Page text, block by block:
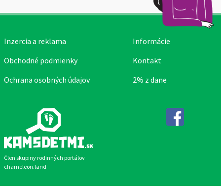
Člen skupiny rodinných portálov
chameleon.land
Inzercia a reklama
Obchodné podmienky
Ochrana osobných údajov
Informácie
Kontakt
2% z dane